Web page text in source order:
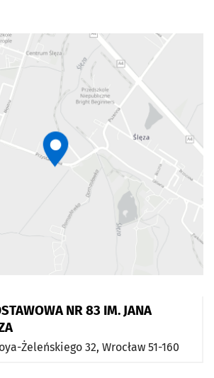
NR 83 IM. JANA
Żeleńskiego 32, Wrocław 51-160